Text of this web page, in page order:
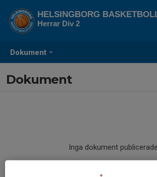
Dokument
HELSINGBORG
Herrar Div 2
Dokument
Inga dokument publicerade